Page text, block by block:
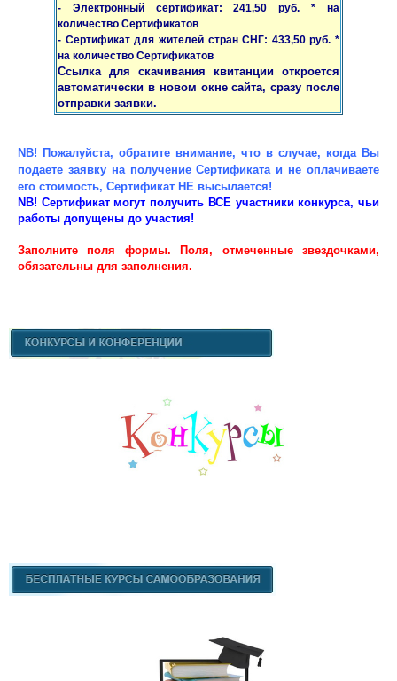
- Электронный сертификат: 241,50 руб. * на
количество Сертификатов
- Сертификат для жителей стран СНГ: 433,50 руб. *
на количество Сертификатов
Ссылка для скачивания квитанции откроется
автоматически в новом окне сайта, сразу после
отправки заявки.
NB! Пожалуйста, обратите внимание, что в случае, когда Вы
подаете заявку на получение Сертификата и не оплачиваете
его стоимость, Сертификат НЕ высылается!
NB! Сертификат могут получить ВСЕ участники конкурса, чьи
работы допущены до участия!
Заполните поля формы. Поля, отмеченные звездочками,
обязательны для заполнения.